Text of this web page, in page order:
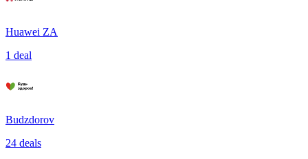
Huawei ZA
1 deal
Budzdorov
24 deals